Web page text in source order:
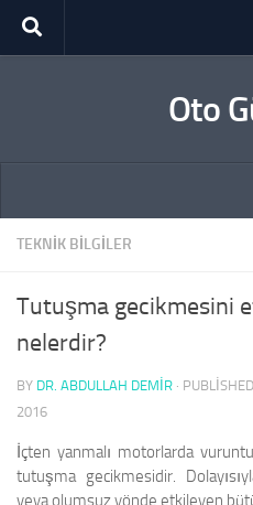
Skip to content
Oto
TEKNIK BILGILER
Tutuşma gecikmesini
nelerdir?
BY DR. ABDULLAH DEMİR · PUBLISHED
2016
İçten yanmalı motorlarda
tutuşma gecikmesidir.
veya olumsuz yönde etkileyen